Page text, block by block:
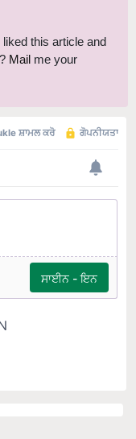
this article and
Mail me your